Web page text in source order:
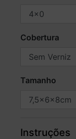
Cobertura
Tamanho
Instruções